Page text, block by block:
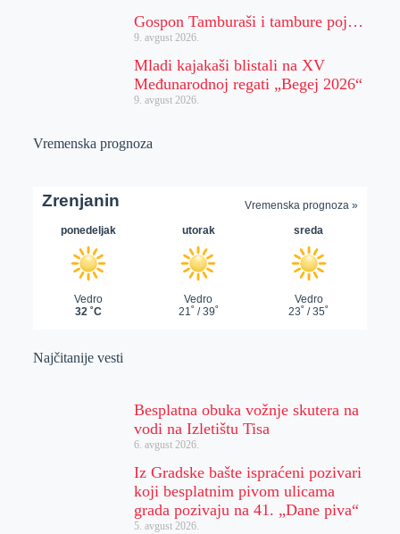
Gospon Tamburaši i tambure poj…
9. avgust 2026.
Mladi kajakaši blistali na XV
Međunarodnoj regati „Begej 2026“
9. avgust 2026.
Vremenska prognoza
Najčitanije vesti
Besplatna obuka vožnje skutera na
vodi na Izletištu Tisa
6. avgust 2026.
Iz Gradske bašte ispraćeni pozivari
koji besplatnim pivom ulicama
grada pozivaju na 41. „Dane piva“
5. avgust 2026.